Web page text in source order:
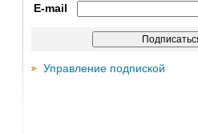
E-mail
Управление подпиской